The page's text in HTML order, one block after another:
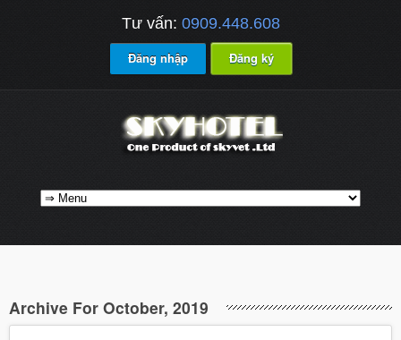
Tư vấn: 0909.448.608
Đăng nhập Đăng ký
Archive For October, 2019